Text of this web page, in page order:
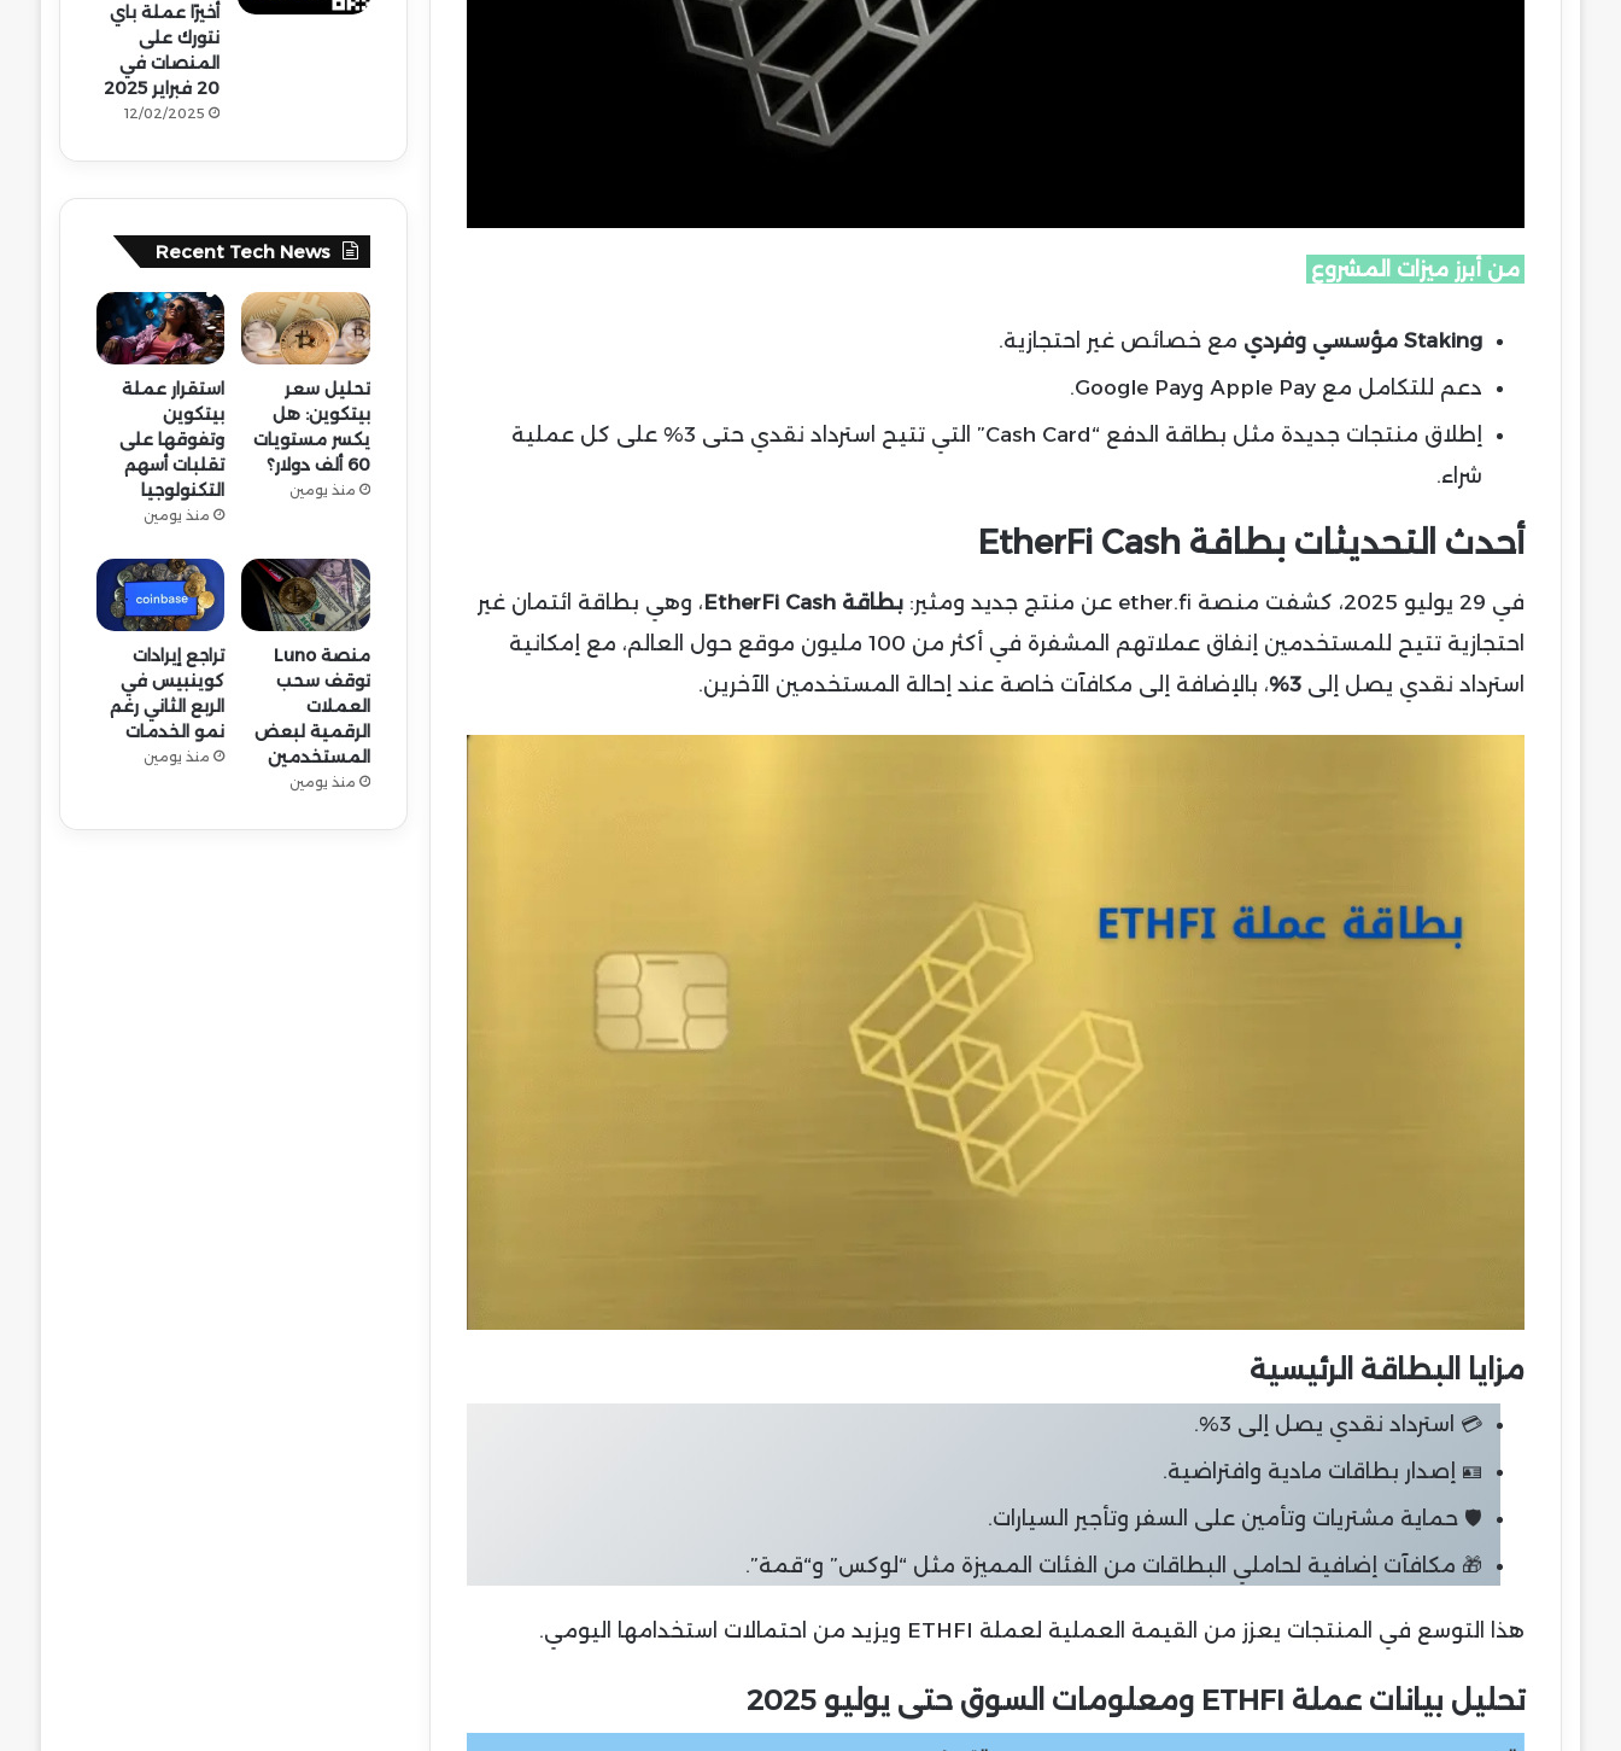
من أبرز ميزات المشروع
Staking مؤسسي وفردي
مع خصائص غير احتجازية.
دعم للتكامل مع Apple Pay وGoogle Pay.
إطلاق منتجات جديدة مثل بطاقة الدفع “Cash Card” التي تتيح استرداد نقدي حتى 3% على كل عملية
شراء.
أحدث التحديثات بطاقة EtherFi Cash
في 29 يوليو 2025، كشفت منصة ether.fi عن منتج جديد ومثير: بطاقة EtherFi Cash
، وهي بطاقة ائتمان غير
احتجازية تتيح للمستخدمين إنفاق عملاتهم المشفرة في أكثر من 100 مليون موقع حول العالم، مع إمكانية
استرداد نقدي يصل إلى 3% ، بالإضافة إلى مكافآت خاصة عند إحالة المستخدمين الآخرين.
مزايا البطاقة الرئيسية
💳 استرداد نقدي يصل إلى 3%.
🪪 إصدار بطاقات مادية وافتراضية.
🛡️ حماية مشتريات وتأمين على السفر وتأجير السيارات.
🎁 مكافآت إضافية لحاملي البطاقات من الفئات المميزة مثل “لوكس” و“قمة”.
هذا التوسع في المنتجات يعزز من القيمة العملية لعملة ETHFI ويزيد من احتمالات استخدامها اليومي.
تحليل بيانات عملة ETHFI ومعلومات السوق حتى يوليو 2025
أخيرًا عملة باي
نتورك على
المنصات في
20 فبراير 2025
12/02/2025
Recent Tech News
تحليل سعر
بيتكوين: هل
يكسر مستويات
60 ألف دولار؟
منذ يومين
استقرار عملة
بيتكوين
وتفوقها على
تقلبات أسهم
التكنولوجيا
منذ يومين
منصة Luno
توقف سحب
العملات
الرقمية لبعض
المستخدمين
منذ يومين
تراجع إيرادات
كوينبيس في
الربع الثاني رغم
نمو الخدمات
منذ يومين